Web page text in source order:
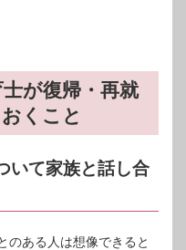
が復帰・再就
くこと
いて家族と話し合
のある人は想像できると